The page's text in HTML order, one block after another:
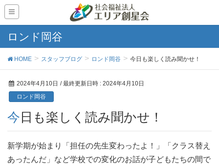
ロンド岡谷
HOME スタッフブログ ロンド岡谷 今日も楽しく読み聞かせ！
2024年4月10日 / 最終更新日時 : 2024年4月10日
ロンド岡谷
今日も楽しく読み聞かせ！
新学期が始まり「担任の先生変わったよ！」「クラス替え
あったんだ」など学校での変化のお話が子どもたちの間で